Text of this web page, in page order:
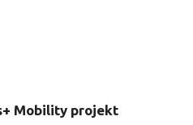
Mobility projekt